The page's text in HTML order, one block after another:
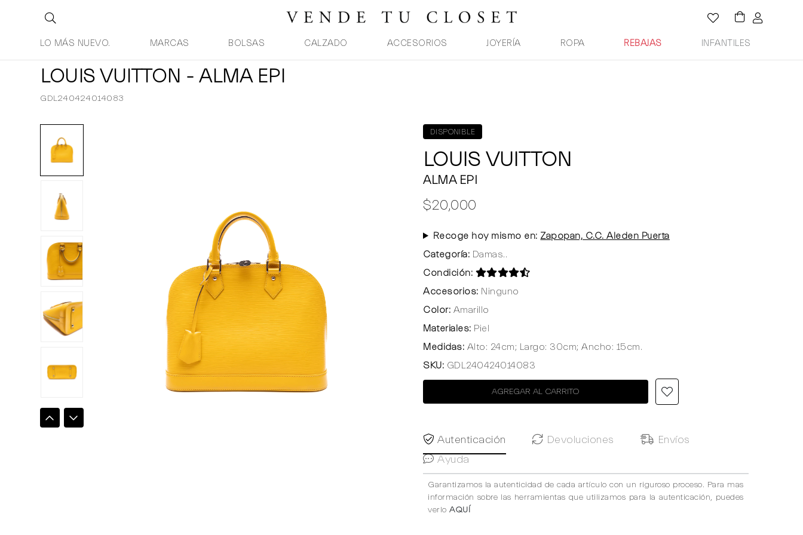
LO MÁS NUEVO. MARCAS BOLSAS CALZADO ACCESORIOS JOYERÍA ROPA REBAJAS INFANTILES
LOUIS VUITTON - ALMA EPI
GDL240424014083
DISPONIBLE
LOUIS VUITTON
ALMA EPI
$20,000
Recoge hoy mismo en: Zapopan, C.C. Aleden Puerta
Categoría: Damas..
Condición:
Accesorios: Ninguno
Color: Amarillo
Materiales: Piel
Medidas: Alto: 24cm; Largo: 30cm; Ancho: 15cm.
SKU: GDL240424014083
AGREGAR AL CARRITO
Autenticación Devoluciones
Envíos
Ayuda
Garantizamos la autenticidad de cada artículo con un riguroso proceso. Para mas
información sobre las herramientas que utilizamos para la autenticación, puedes
verlo AQUÍ